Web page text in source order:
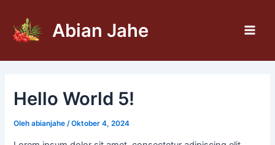
konten
Abian Jahe
Hello World 5!
Olehabianjahe /Oktober 4, 2024
navigation